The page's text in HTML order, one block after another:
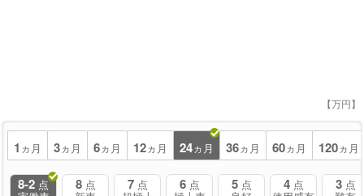
【万円】
1 ヵ月 3ヵ月 6ヵ月 12ヵ月 24ヵ月 36ヵ月 60ヵ月 120ヵ月
8-2 点 8 点 7 点 6 点 5 点 4 点 3 点